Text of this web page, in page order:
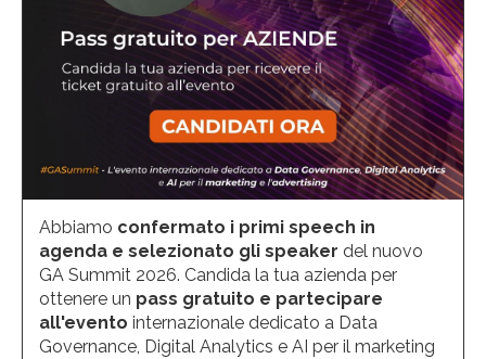
Abbiamo confermato i primi speech in
agenda e selezionato gli speaker del nuovo
GA Summit 2026. Candida la tua azienda per
ottenere un pass gratuito e partecipare
all'evento internazionale dedicato a Data
Governance, Digital Analytics e AI per il marketing